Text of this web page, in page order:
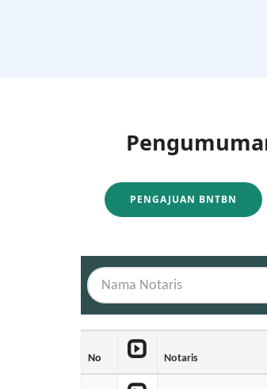
PENGAJUAN BNTBN
No Notaris